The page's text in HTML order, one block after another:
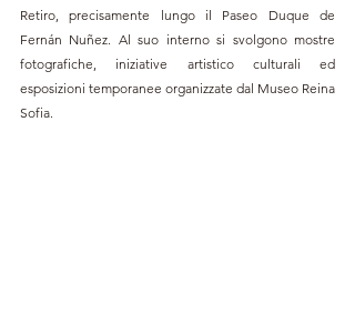
Retiro, precisamente lungo il Paseo Duque de
Fernán Nuñez. Al suo interno si svolgono mostre
fotografiche, iniziative artistico culturali ed
esposizioni temporanee organizzate dal Museo Reina
Sofia.